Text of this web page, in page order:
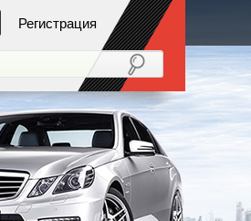
Регистрация